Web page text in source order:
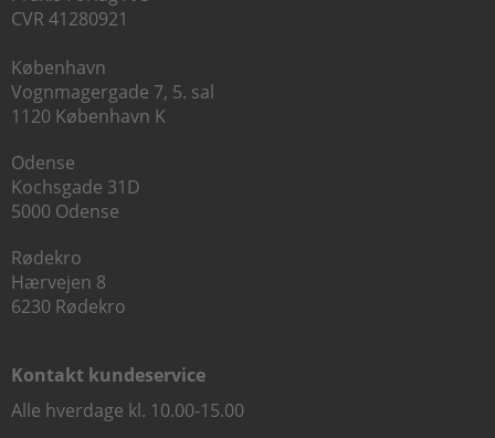
CVR 41280921
København
Vognmagergade 7, 5. sal
1120 København K
Odense
Kochsgade 31D
5000 Odense
Rødekro
Hærvejen 8
6230 Rødekro
Kontakt kundeservice
Alle hverdage kl. 10.00-15.00